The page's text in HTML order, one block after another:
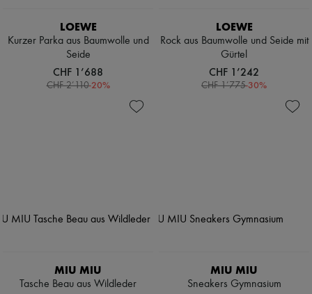
LOEWE
Kurzer Parka aus Baumwolle und
Seide
CHF 1’688
CHF 2’110-20%
LOEWE
Rock aus Baumwolle und Seide mit
Gürtel
CHF 1’242
CHF 1’775-30%
MIU MIU
Tasche Beau aus Wildleder
MIU MIU
Sneakers Gymnasium